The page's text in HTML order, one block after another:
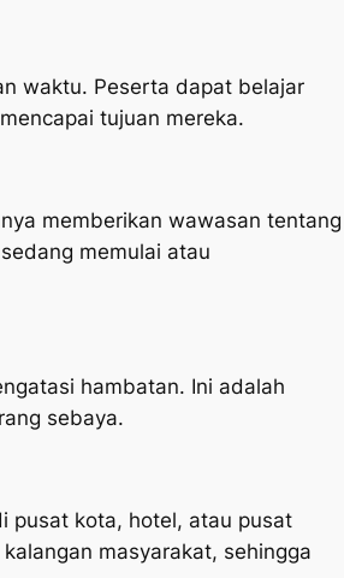
waktu. Peserta dapat belajar
tujuan mereka.
memberikan wawasan tentang
memulai atau
hambatan. Ini adalah
sebaya.
pusat kota, hotel, atau pusat
masyarakat, sehingga